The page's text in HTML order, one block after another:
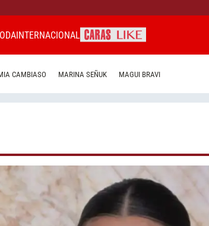
INTERNACIONAL
CAMBIASO MARINA SEÑUK MAGUI BRAVI